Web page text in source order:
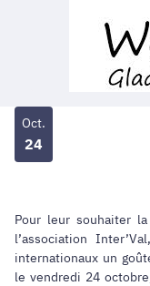
Oct.
24
Pour leur souhaiter
l’association
internationaux un
le vendredi 24